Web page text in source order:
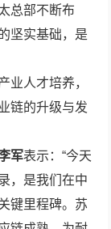
总部不断布
坚实基础，是
业人才培养，
链的升级与发
军表示：“今天
，是我们在中
键里程碑。苏